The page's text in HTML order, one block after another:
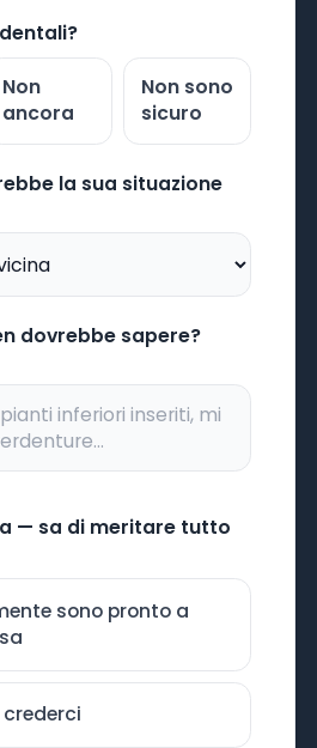
Non
ancora
Non sono
sicuro
la sua situazione
dovrebbe sapere?
— sa di meritare tutto
sono pronto a